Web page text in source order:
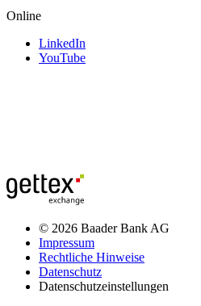
Online
LinkedIn
YouTube
© 2026 Baader Bank AG
Impressum
Rechtliche Hinweise
Datenschutz
Datenschutzeinstellungen